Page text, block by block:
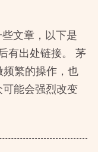
文章，以下是
有出处链接。 茅
频繁的操作，也
能会强烈改变